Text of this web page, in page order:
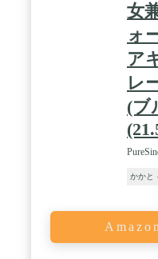
女
ォ
ア
レ
(ブ
かかと